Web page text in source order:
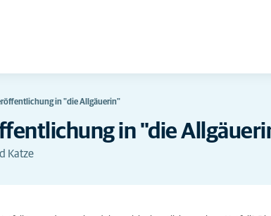
in "die Allgäuerin"
in "die
Katze